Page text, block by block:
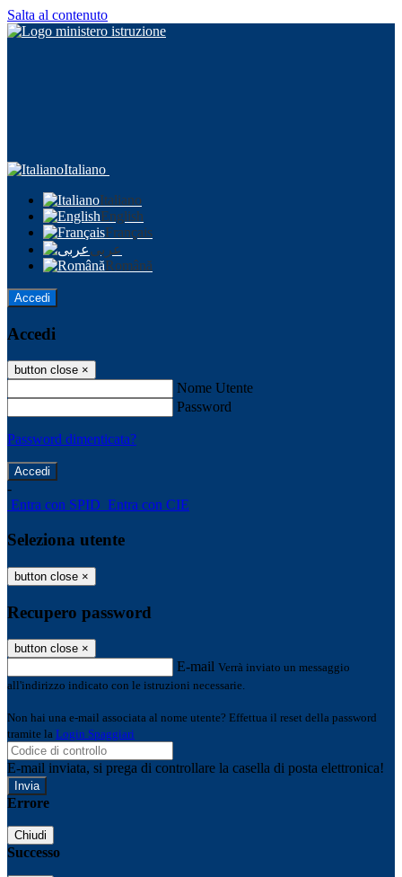
Salta al contenuto
Italiano
Italiano
English
Français
عربى
Română
Accedi
Accedi
button close ×
Nome Utente
Password
Password dimenticata?
-
Entra con SPID Entra con CIE
Seleziona utente
button close ×
Recupero password
button close ×
E-mail Verrà inviato un messaggio
all'indirizzo indicato con le istruzioni necessarie.
Non hai una e-mail associata al nome utente? Effettua il reset della password
tramite la Login Spaggiari
E-mail inviata, si prega di controllare la casella di posta elettronica!
Errore
Chiudi
Successo